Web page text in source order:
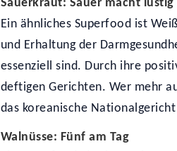
Sauerkraut: Sauer macht
Ein ähnliches Superfood ist
und Erhaltung der
essenziell sind. Durch ihre
deftigen Gerichten. Wer mehr
das koreanische
Walnüsse: Fünf am Tag